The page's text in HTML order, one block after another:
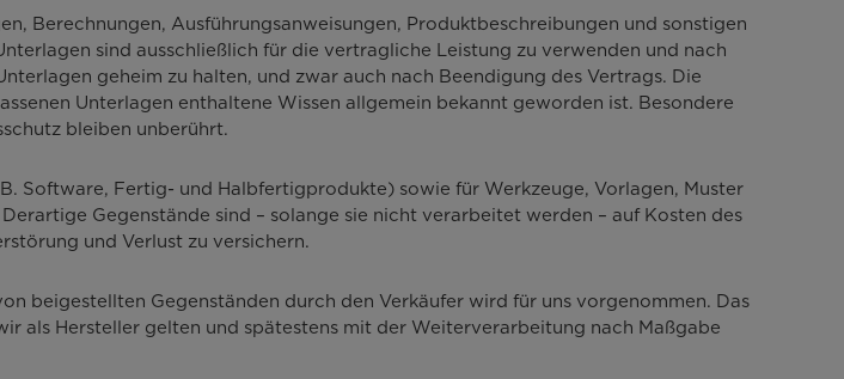
Berechnungen, Ausführungsanweisungen, Produktbeschreibungen und sonstigen
sind ausschließlich für die vertragliche Leistung zu verwenden und nach
geheim zu halten, und zwar auch nach Beendigung des Vertrags. Die
Unterlagen enthaltene Wissen allgemein bekannt geworden ist. Besondere
bleiben unberührt.
Software, Fertig- und Halbfertigprodukte) sowie für Werkzeuge, Vorlagen, Muster
Gegenstände sind – solange sie nicht verarbeitet werden – auf Kosten des
und Verlust zu versichern.
beigestellten Gegenständen durch den Verkäufer wird für uns vorgenommen. Das
als Hersteller gelten und spätestens mit der Weiterverarbeitung nach Maßgabe